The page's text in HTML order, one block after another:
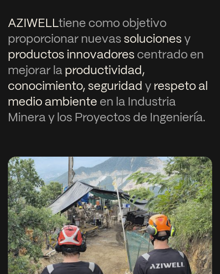
AZIWELLtiene como objetivo
proporcionar nuevas solucionesy
productos innovadores centrado en
mejorarlaproductividad,
conocimiento, seguridadyrespeto al
medio ambiente en la Industria
Minera y los Proyectos de Ingeniería.